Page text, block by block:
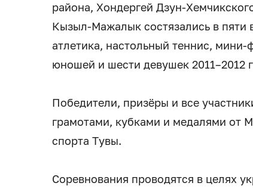
района, Хондергей Дзун-
Кызыл-Мажалык состязались в пяти
атлетика, настольный теннис,
юношей и шести девушек 2011–2012
Победители, призёры и все
грамотами, кубками и медалями от
спорта Тувы.
Соревнования проводятся в целях